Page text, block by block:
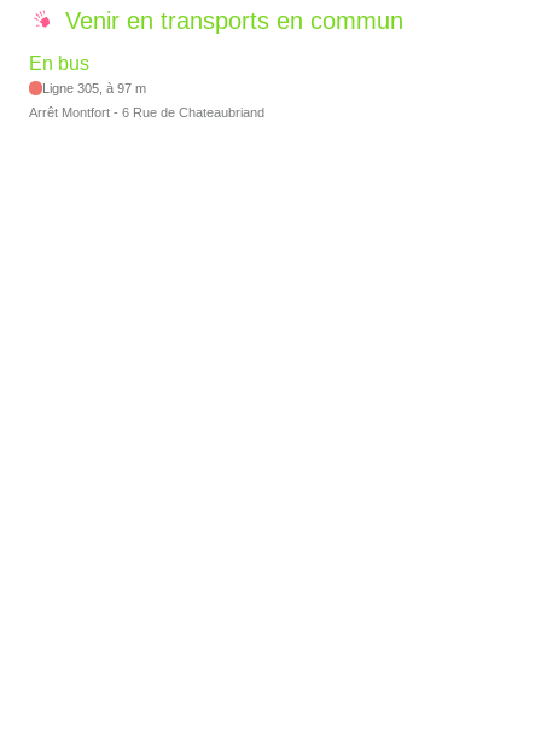
Venir en transports en commun
En bus
Ligne 305, à 97 m
Arrêt Montfort - 6 Rue de Chateaubriand